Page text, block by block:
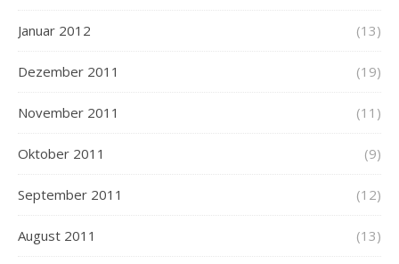
Januar 2012 (13)
Dezember 2011 (19)
November 2011 (11)
Oktober 2011 (9)
September 2011 (12)
August 2011 (13)